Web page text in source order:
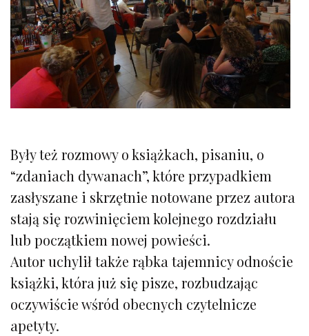
Były też rozmowy o książkach, pisaniu, o
“zdaniach dywanach”, które przypadkiem
zasłyszane i skrzętnie notowane przez autora
stają się rozwinięciem kolejnego rozdziału
lub początkiem nowej powieści.
Autor uchylił także rąbka tajemnicy odnoście
książki, która już się pisze, rozbudzając
oczywiście wśród obecnych czytelnicze
apetyty.